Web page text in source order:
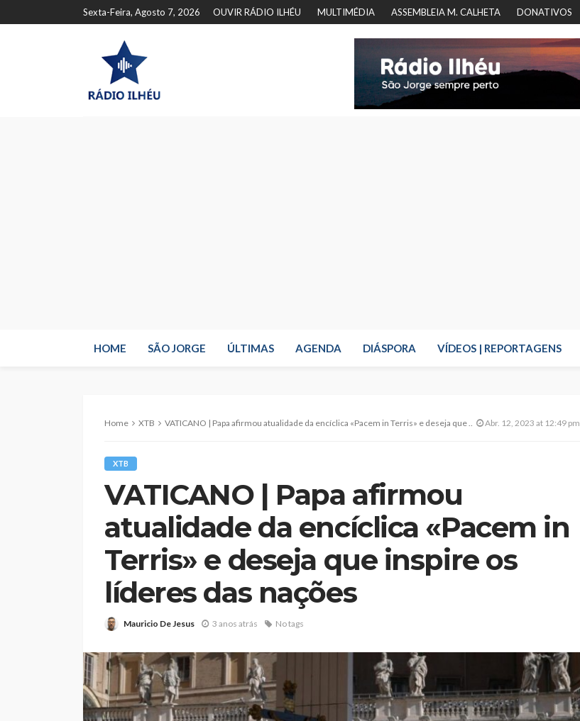
Sexta-Feira, Agosto 7, 2026 OUVIR RÁDIO ILHÉU MULTIMÉDIA ASSEMBLEIA M. CALHETA DONATIVOS
HOME SÃO JORGE ÚLTIMAS AGENDA DIÁSPORA VÍDEOS | REPORTAGENS
Home XTB VATICANO | Papa afirmou atualidade da encíclica «Pacem in Terris» e deseja que inspire os líderes das nações Abr. 12, 2023 at 12:49 pm
XTB
VATICANO | Papa afirmou
atualidade da encíclica «Pacem in
Terris» e deseja que inspire os
líderes das nações
Mauricio De Jesus 3 anos atrás No tags